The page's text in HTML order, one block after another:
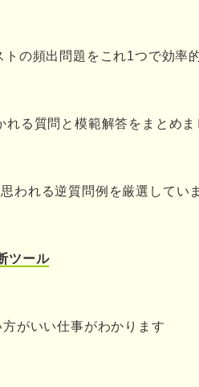
ンドの強化
性の確立
トアに入社してやりたいこと
の頻出問題をこれ1つで効率
れる質問と模範解答をまとめま
われる逆質問例を厳選してい
ツール
がいい仕事がわかります